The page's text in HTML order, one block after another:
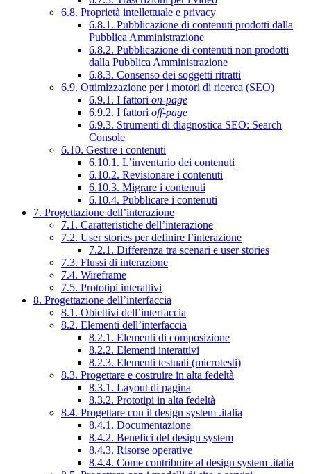
6.8. Proprietà intellettuale e privacy
6.8.1. Pubblicazione di contenuti prodotti dalla
Pubblica Amministrazione
6.8.2. Pubblicazione di contenuti non prodotti
dalla Pubblica Amministrazione
6.8.3. Consenso dei soggetti ritratti
6.9. Ottimizzazione per i motori di ricerca (SEO)
6.9.1. I fattori on-page
6.9.2. I fattori off-page
6.9.3. Strumenti di diagnostica SEO: Search
Console
6.10. Gestire i contenuti
6.10.1. L’inventario dei contenuti
6.10.2. Revisionare i contenuti
6.10.3. Migrare i contenuti
6.10.4. Pubblicare i contenuti
7. Progettazione dell’interazione
7.1. Caratteristiche dell’interazione
7.2. User stories per definire l’interazione
7.2.1. Differenza tra scenari e user stories
7.3. Flussi di interazione
7.4. Wireframe
7.5. Prototipi interattivi
8. Progettazione dell’interfaccia
8.1. Obiettivi dell’interfaccia
8.2. Elementi dell’interfaccia
8.2.1. Elementi di composizione
8.2.2. Elementi interattivi
8.2.3. Elementi testuali (microtesti)
8.3. Progettare e costruire in alta fedeltà
8.3.1. Layout di pagina
8.3.2. Prototipi in alta fedeltà
8.4. Progettare con il design system .italia
8.4.1. Documentazione
8.4.2. Benefici del design system
8.4.3. Risorse operative
8.4.4. Come contribuire al design system .italia